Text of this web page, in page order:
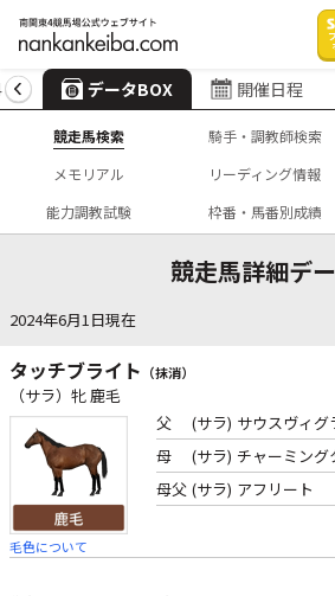
データBOX 開催日程
競走馬検索 騎手・調教師検索
メモリアル
リーディング情報
能力調教試験
枠番・馬番別成績
競走馬詳細デ
2024年6月1日現在
タッチブライト （抹消）
（サラ）牝 鹿毛
毛色について
父 (サラ) サウスヴィグ
母
(サラ) チャーミング
母父 (サラ) アフリート